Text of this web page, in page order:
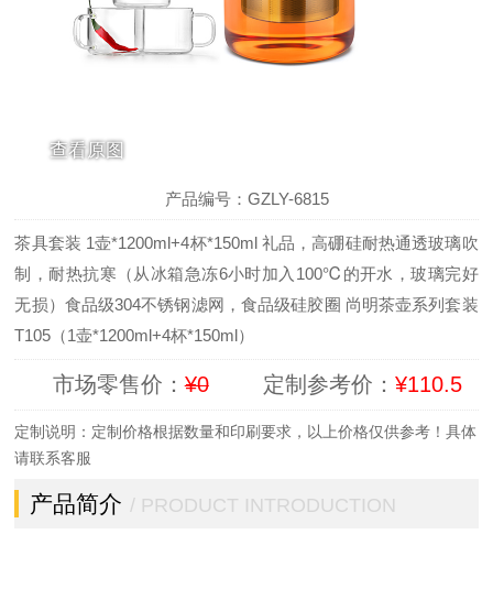
查看原图
产品编号：GZLY-6815
茶具套装 1壶*1200ml+4杯*150ml 礼品，高硼硅耐热通透玻璃吹
制，耐热抗寒（从冰箱急冻6小时加入100℃的开水，玻璃完好
无损）食品级304不锈钢滤网，食品级硅胶圈 尚明茶壶系列套装
T105（1壶*1200ml+4杯*150ml）
市场零售价：¥0 定制参考价： ¥110.5
定制说明：定制价格根据数量和印刷要求，以上价格仅供参考！具体
请联系客服
产品简介 / PRODUCT INTRODUCTION